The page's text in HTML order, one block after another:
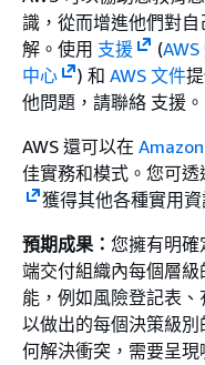
識，從而增進他們對
解。使用 支援 (
中心
) 和 AWS 文件
他問題，請聯絡 支援。
AWS 還可以在
佳實務和模式。您可透
獲得其他各種實用資
預期成果： 您擁有明確
端交付組織內每個層
能，例如風險登記表
以做出的每個決策級
何解決衝突，需要呈